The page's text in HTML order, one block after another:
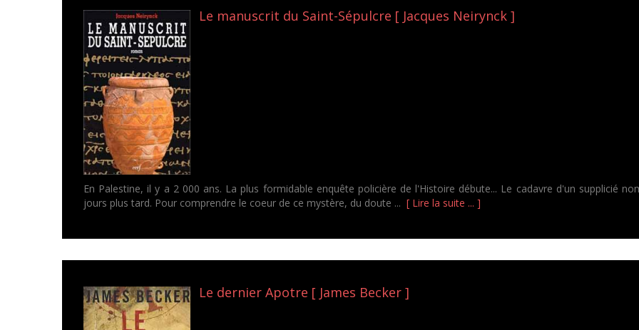
Le manuscrit du Saint-Sépulcre [ Jacques Neirynck ]
En Palestine, il y a 2 000 ans. La plus formidable enquête policière de l'Histoire débute... Le cadavre d'un supplicié
jours plus tard. Pour comprendre le coeur de ce mystère, du doute ... [ Lire la suite ... ]
Le dernier Apotre [ James Becker ]